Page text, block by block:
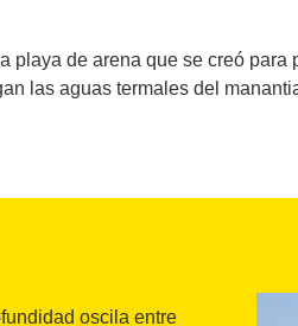
playa de arena que se creó
las aguas termales del
oscila entre